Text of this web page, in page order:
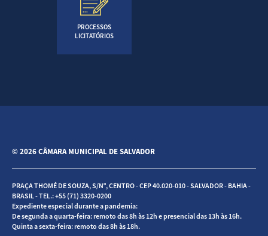
PROCESSOS
LICITATÓRIOS
© 2026 CÂMARA MUNICIPAL DE SALVADOR
PRAÇA THOMÉ DE SOUZA, S/Nº, CENTRO - CEP 40.020-010 - SALVADOR - BAHIA -
BRASIL - TEL.: +55 (71) 3320-0200
Expediente especial durante a pandemia:
De segunda a quarta-feira: remoto das 8h às 12h e presencial das 13h às 16h.
Quinta a sexta-feira: remoto das 8h às 18h.